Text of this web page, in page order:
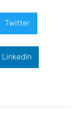
Twitter
LinkedIn